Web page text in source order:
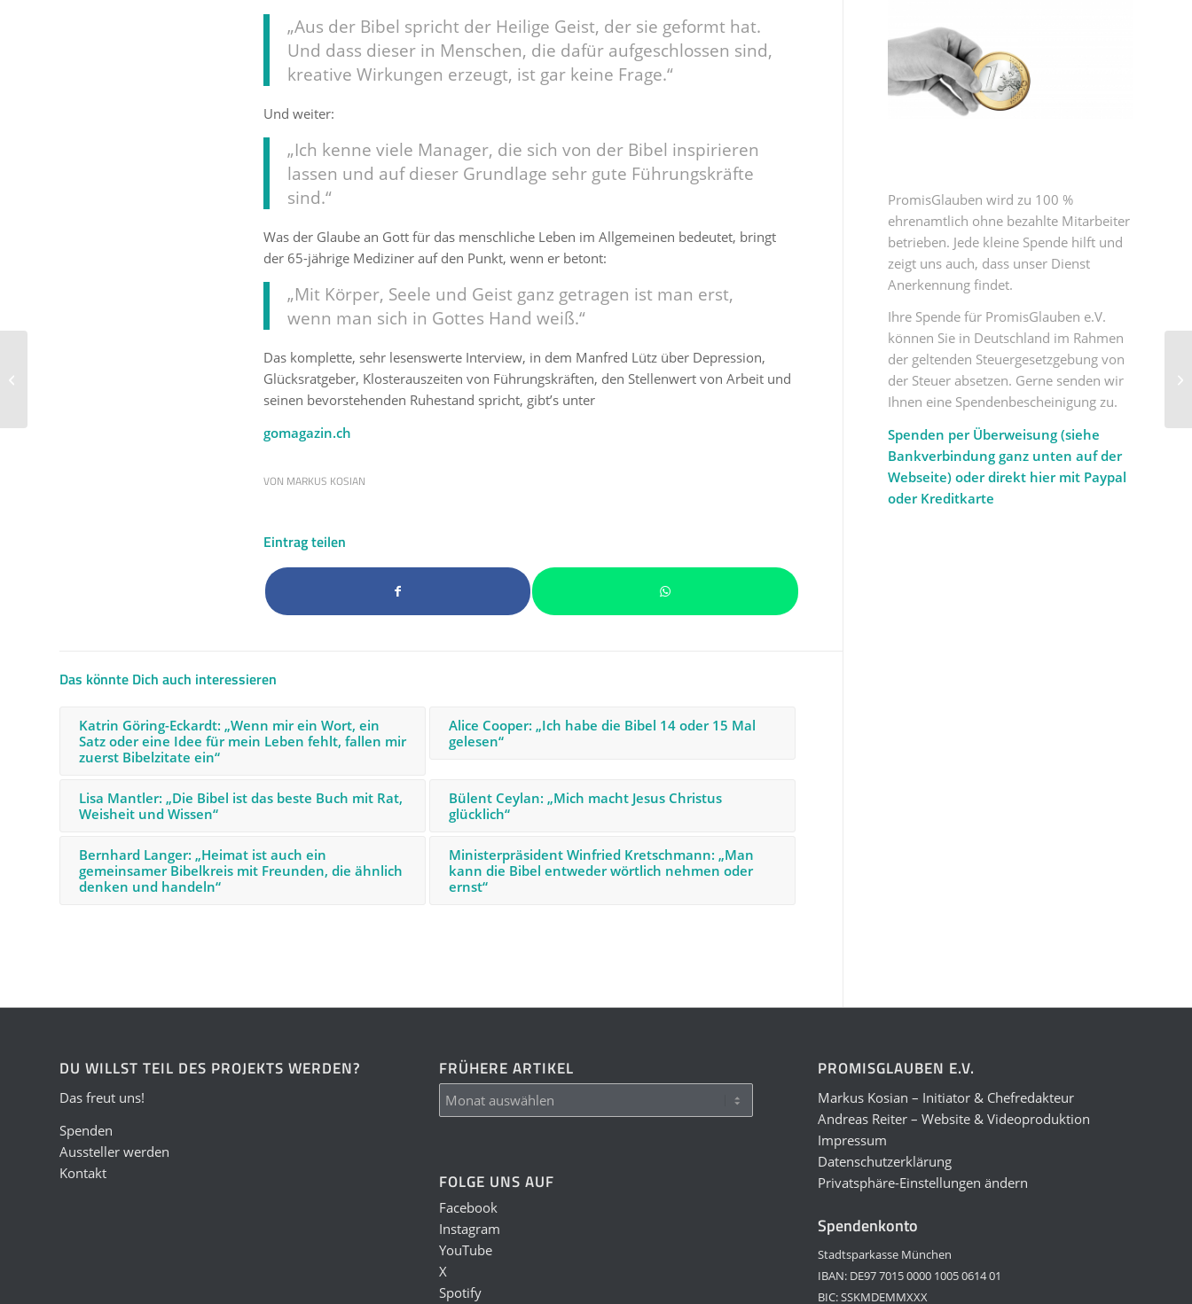
„Aus der Bibel spricht der Heilige Geist, der sie geformt hat.
Und dass dieser in Menschen, die dafür aufgeschlossen sind,
kreative Wirkungen erzeugt, ist gar keine Frage.“
Und weiter:
„Ich kenne viele Manager, die sich von der Bibel inspirieren
lassen und auf dieser Grundlage sehr gute Führungskräfte
sind.“
Was der Glaube an Gott für das menschliche Leben im Allgemeinen bedeutet, bringt
der 65-jährige Mediziner auf den Punkt, wenn er betont:
„Mit Körper, Seele und Geist ganz getragen ist man erst,
wenn man sich in Gottes Hand weiß.“
Das komplette, sehr lesenswerte Interview, in dem Manfred Lütz über Depression,
Glücksratgeber, Klosterauszeiten von Führungskräften, den Stellenwert von Arbeit und
seinen bevorstehenden Ruhestand spricht, gibt’s unter
gomagazin.ch
VON MARKUS KOSIAN
Eintrag teilen
Das könnte Dich auch interessieren
Katrin Göring-Eckardt: „Wenn mir ein Wort, ein
Satz oder eine Idee für mein Leben fehlt, fallen mir
zuerst Bibelzitate ein“
Alice Cooper: „Ich habe die Bibel 14 oder 15 Mal
gelesen“
Lisa Mantler: „Die Bibel ist das beste Buch mit Rat,
Weisheit und Wissen“
Bülent Ceylan: „Mich macht Jesus Christus
glücklich“
Bernhard Langer: „Heimat ist auch ein
gemeinsamer Bibelkreis mit Freunden, die ähnlich
denken und handeln“
Ministerpräsident Winfried Kretschmann: „Man
kann die Bibel entweder wörtlich nehmen oder
ernst“
PromisGlauben wird zu 100 %
ehrenamtlich ohne bezahlte Mitarbeiter
betrieben. Jede kleine Spende hilft und
zeigt uns auch, dass unser Dienst
Anerkennung findet.
Ihre Spende für PromisGlauben e.V.
können Sie in Deutschland im Rahmen
der geltenden Steuergesetzgebung von
der Steuer absetzen. Gerne senden wir
Ihnen eine Spendenbescheinigung zu.
Spenden per Überweisung (siehe
Bankverbindung ganz unten auf der
Webseite) oder direkt hier mit Paypal
oder Kreditkarte
DU WILLST TEIL DES PROJEKTS WERDEN?
Das freut uns!
Spenden
Aussteller werden
Kontakt
FRÜHERE ARTIKEL
FOLGE UNS AUF
Facebook
Instagram
YouTube
X
Spotify
PROMISGLAUBEN E.V.
Markus Kosian – Initiator & Chefredakteur
Andreas Reiter – Website & Videoproduktion
Impressum
Datenschutzerklärung
Privatsphäre-Einstellungen ändern
Spendenkonto
Stadtsparkasse München
IBAN: DE97 7015 0000 1005 0614 01
BIC: SSKMDEMMXXX